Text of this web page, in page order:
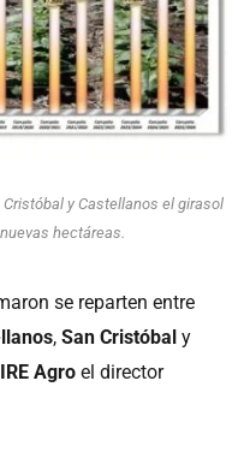
Cristóbal y Castellanos el girasol
hectáreas.
se reparten entre
, San Cristóbal y
Agro el director